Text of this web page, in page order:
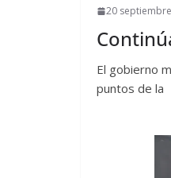
20
El gobierno
puntos de la